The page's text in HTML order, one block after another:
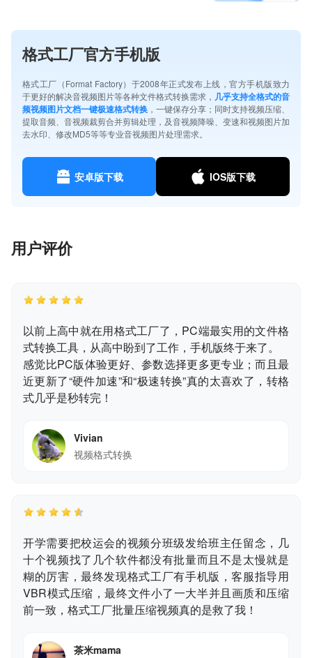
格式工厂官方手机版
格式工厂（Format Factory）于2008年正式发布上线，官方手机版致力
于更好的解决音视频图片等各种文件格式转换需求， 几乎支持全格式的音
频视频图片文档一键极速格式转换 ，一键保存分享；同时支持视频压缩、
提取音频、音视频裁剪合并剪辑处理，及音视频降噪、变速和视频图片加
去水印、修改MD5等等专业音视频图片处理需求。
安卓版下载 IOS版下载
用户评价
以前上高中就在用格式工厂了，PC端最实用的文件格
式转换工具，从高中盼到了工作，手机版终于来了。
感觉比PC版体验更好、参数选择更多更专业；而且最
近更新了“硬件加速”和“极速转换”真的太喜欢了，转格
式几乎是秒转完！
Vivian
视频格式转换
开学需要把校运会的视频分班级发给班主任留念，几
十个视频找了几个软件都没有批量而且不是太慢就是
糊的厉害，最终发现格式工厂有手机版，客服指导用
VBR模式压缩，最终文件小了一大半并且画质和压缩
前一致，格式工厂批量压缩视频真的是救了我！
茶米mama